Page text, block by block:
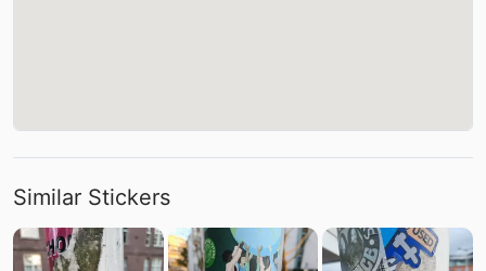
Similar Stickers